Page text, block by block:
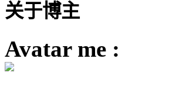
关于博主
Avatar me :